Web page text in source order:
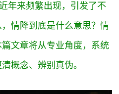
年来频繁出现，引发了不
情降到底是什么意思？情
文章将从专业角度，系统
概念、辨别真伪。